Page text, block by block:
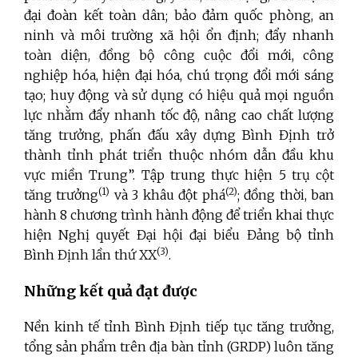
đại đoàn kết toàn dân; bảo đảm quốc phòng, an
ninh và môi trường xã hội ổn định; đẩy nhanh
toàn diện, đồng bộ công cuộc đổi mới, công
nghiệp hóa, hiện đại hóa, chú trọng đổi mới sáng
tạo; huy động và sử dụng có hiệu quả mọi nguồn
lực nhằm đẩy nhanh tốc độ, nâng cao chất lượng
tăng trưởng, phấn đấu xây dựng Bình Định trở
thành tỉnh phát triển thuộc nhóm dẫn đầu khu
vực miền Trung”. Tập trung thực hiện 5 trụ cột
tăng trưởng(1) và 3 khâu đột phá(2); đồng thời, ban
hành 8 chương trình hành động để triển khai thực
hiện Nghị quyết Đại hội đại biểu Đảng bộ tỉnh
Bình Định lần thứ XX(3).
Những kết quả đạt được
Nền kinh tế tỉnh Bình Định tiếp tục tăng trưởng,
tổng sản phẩm trên địa bàn tỉnh (GRDP) luôn tăng